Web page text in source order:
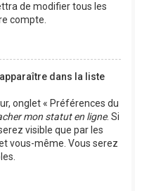
de modifier tous les
compte.
dans la liste
onglet « Préférences du
mon statut en ligne. Si
visible que par les
vous-même. Vous serez